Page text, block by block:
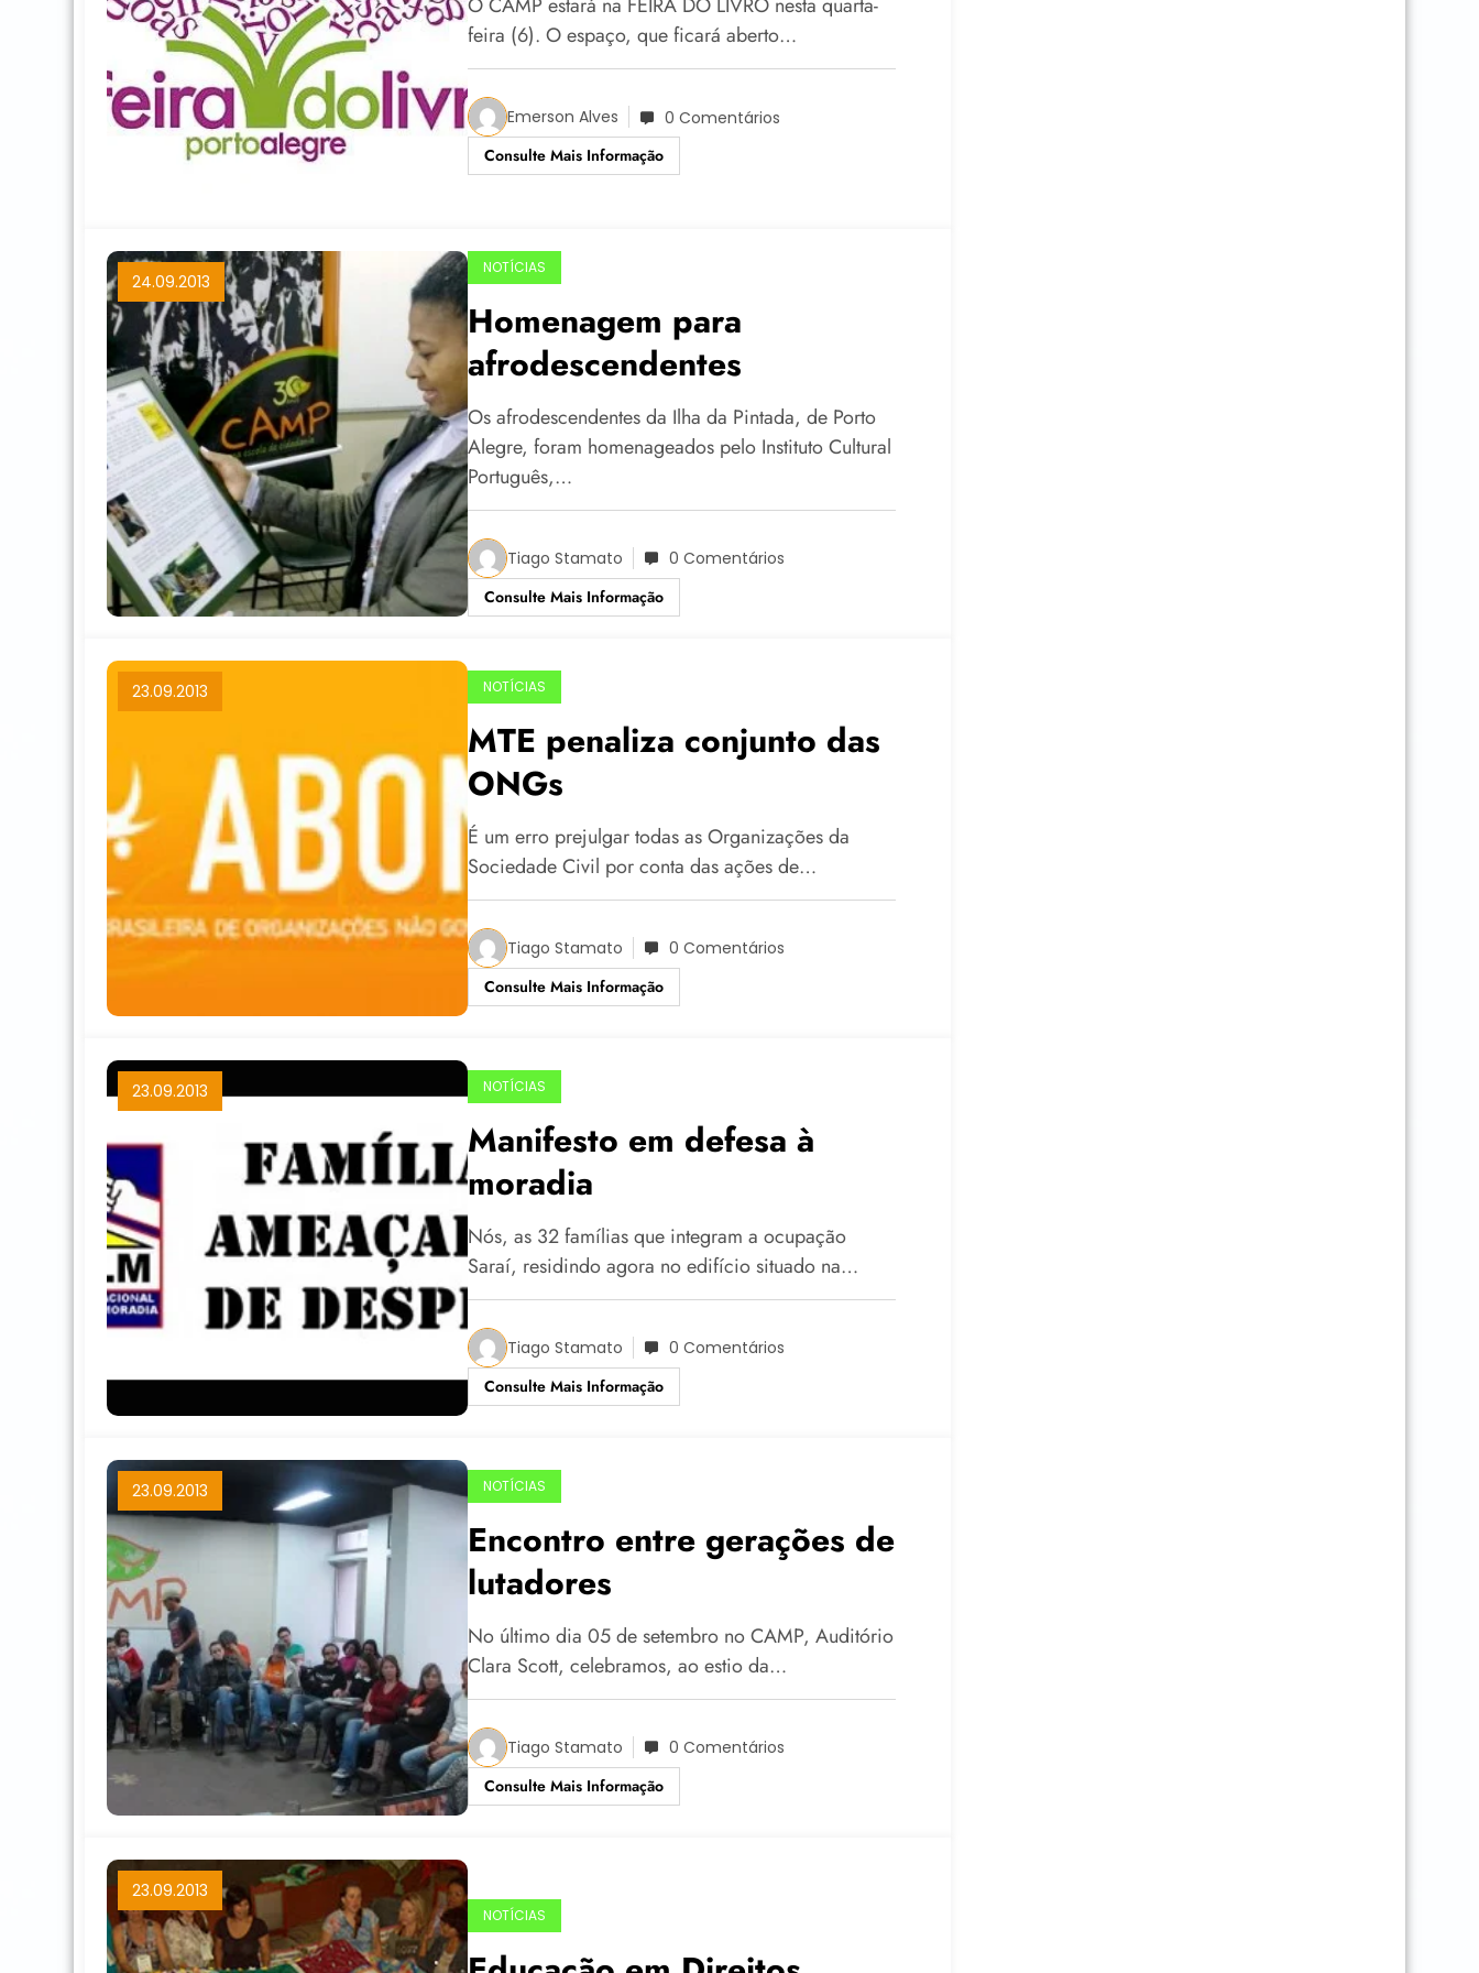
O CAMP estará na FEIRA DO LIVRO nesta quarta-
feira (6). O espaço, que ficará aberto…
Emerson Alves
0 Comentários
Consulte Mais Informação
24.09.2013
NOTÍCIAS
Homenagem para
afrodescendentes
Os afrodescendentes da Ilha da Pintada, de Porto
Alegre, foram homenageados pelo Instituto Cultural
Português,…
Tiago Stamato
0 Comentários
Consulte Mais Informação
23.09.2013 NOTÍCIAS
MTE penaliza conjunto das
ONGs
É um erro prejulgar todas as Organizações da
Sociedade Civil por conta das ações de…
Tiago Stamato
0 Comentários
Consulte Mais Informação
23.09.2013 NOTÍCIAS
Manifesto em defesa à
moradia
Nós, as 32 famílias que integram a ocupação
Saraí, residindo agora no edifício situado na…
Tiago Stamato
0 Comentários
Consulte Mais Informação
23.09.2013 NOTÍCIAS
Encontro entre gerações de
lutadores
No último dia 05 de setembro no CAMP, Auditório
Clara Scott, celebramos, ao estio da…
Tiago Stamato
0 Comentários
Consulte Mais Informação
23.09.2013
NOTÍCIAS